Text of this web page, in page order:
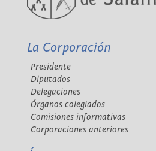
La Corporación
Presidente
Diputados
Delegaciones
Órganos colegiados
Comisiones informativas
Corporaciones anteriores